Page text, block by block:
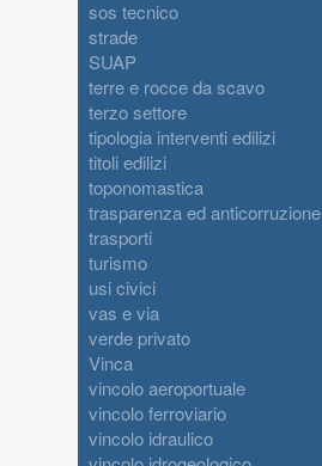
sos tecnico
strade
SUAP
terre e rocce da scavo
terzo settore
tipologia interventi edilizi
titoli edilizi
toponomastica
trasparenza ed anticorruzione
trasporti
turismo
usi civici
vas e via
verde privato
Vinca
vincolo aeroportuale
vincolo ferroviario
vincolo idraulico